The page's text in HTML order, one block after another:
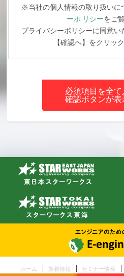
※当社の個人情報の取り扱いに
ーポ リシーをご
プライバシーポリシーに同意い
【確認へ】をクリッ
必須項目を全て
確認ボタンが表
ホーム 新着情報 セミナー情報